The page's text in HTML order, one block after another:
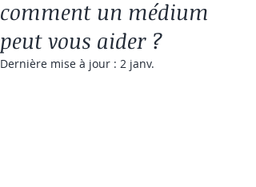
comment un médium
peut vous aider ?
Dernière mise à jour : 2 janv.